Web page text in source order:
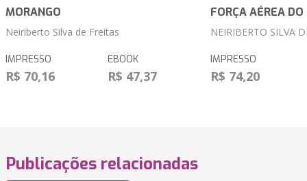
MORANGO
Neiriberto Silva de Freitas
IMPRESSO
R$ 70,16
EBOOK
R$ 47,37
FORÇA AÉREA DO
NEIRIBERTO SILVA
IMPRESSO
R$ 74,20
Publicações relacionadas